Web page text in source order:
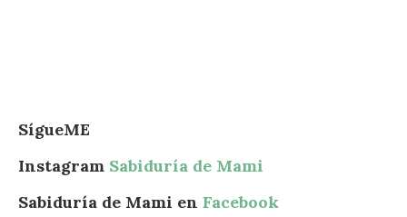
SígueME
Instagram Sabiduría de Mami
Sabiduría de Mami en Facebook